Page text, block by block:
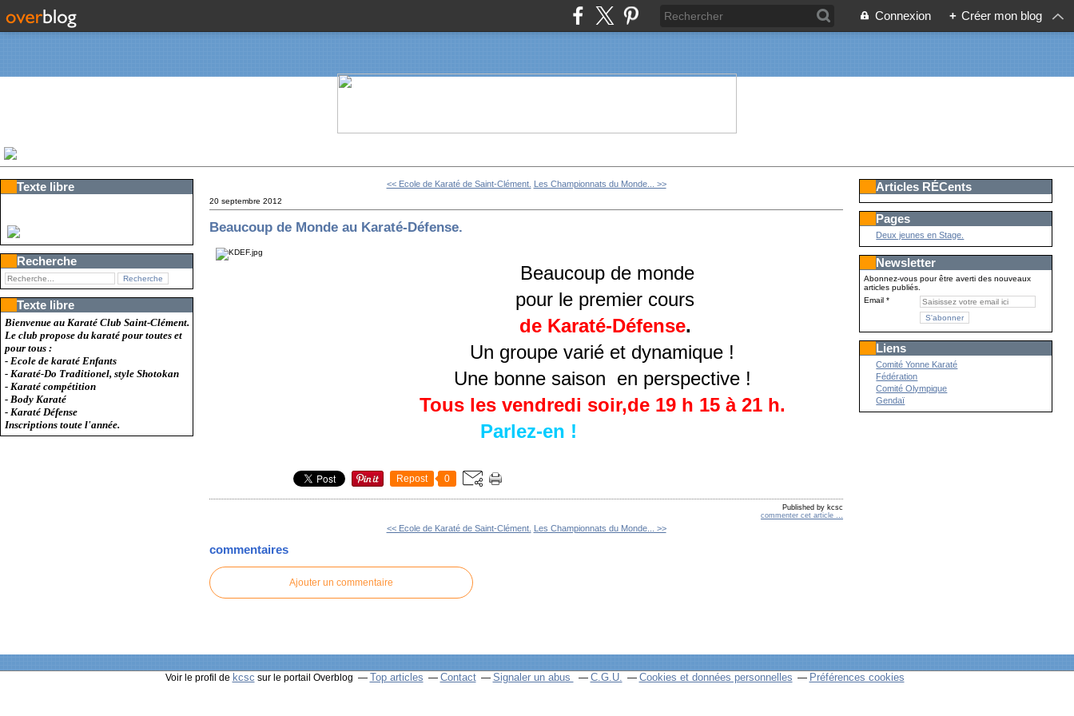
Connexion + Créer mon blog
Texte libre
Recherche
Texte libre
Bienvenue au Karaté Club Saint-Clément.
Le club propose du karaté pour toutes et
pour tous :
- Ecole de karaté Enfants
- Karaté-Do Traditionel, style Shotokan
- Karaté compétition
- Body Karaté
- Karaté Défense
Inscriptions toute l'année.
<< Ecole de Karaté de Saint-Clément. Les Championnats du Monde... >>
20 septembre 2012
Beaucoup de Monde au Karaté-Défense.
Beaucoup de monde
pour le premier cours
de Karaté-Défense.
Un groupe varié et dynamique !
Une bonne saison en perspective !
Tous les vendredi soir,de 19 h 15 à 21 h.
Parlez-en !
Repost 0
Published by kcsc
commenter cet article
<< Ecole de Karaté de Saint-Clément. Les Championnats du Monde... >>
commentaires
Ajouter un commentaire
Articles RÉCents
Pages
Deux jeunes en Stage.
Newsletter
Abonnez-vous pour être averti des nouveaux
articles publiés.
Email
Liens
Comité Yonne Karaté
Fédération
Comité Olympique
Gendaï
Voir le profil de kcsc sur le portail Overblog Top articles Contact Signaler un abus C.G.U. Cookies et données personnelles Préférences cookies